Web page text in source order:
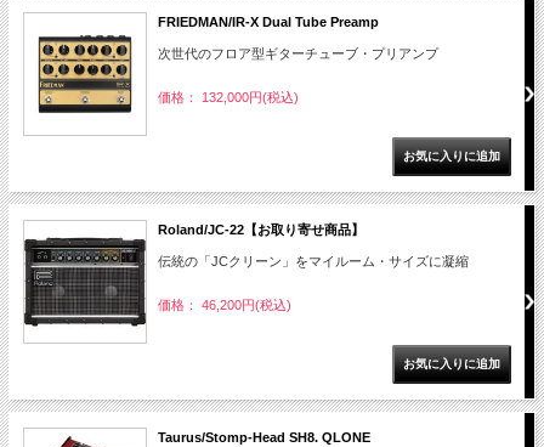
FRIEDMAN/IR-X Dual Tube Preamp
次世代のフロア型ギターチューブ・プリアンプ
価格： 132,000円(税込)
Roland/JC-22【お取り寄せ商品】
伝統の「JCクリーン」をマイルーム・サイズに凝縮
価格： 46,200円(税込)
Taurus/Stomp-Head SH8. QLONE